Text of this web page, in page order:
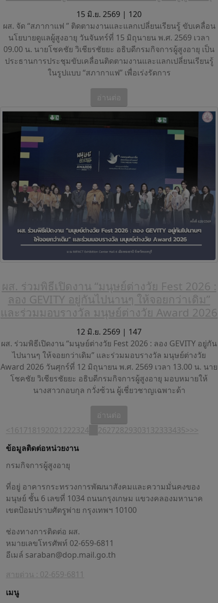
15 มิ.ย. 2569 | 120
ผส. จัด “สภากาแฟ ” ติดตามงานและแลกเปลี่ยนเรียนรู้ ขับเคลื่อน
นโยบายดูแลผู้สูงอายุ วันจันทร์ที่ 15 มิถุนายน พ.ศ. 2569 เวลา
09.00 น. นายโชคชัย วิเชียรชัยยะ อธิบดีกรมกิจการผู้สูงอายุ เป็น
ประธานการประชุมขับเคลื่อนติดตามงานและแลกเปลี่ยนเรียนรู้
ในรูปแบบ “สภากาแฟ” เพื่อเร่งรัดการ
อ่านต่อ
ผส. ร่วมพิธีเปิดงาน “มนุษย์ต่างวัย Fest 2026 :
ลอง GEVITY อยู่กันไปนานๆ ให้จอยกว่าเดิม”
และร่วมมอบรางวัล มนุษย์ต่างวัย Award 2026
12 มิ.ย. 2569 | 147
ผส. ร่วมพิธีเปิดงาน “มนุษย์ต่างวัย Fest 2026 : ลอง GEVITY อยู่กัน
ไปนานๆ ให้จอยกว่าเดิม” และร่วมมอบรางวัล มนุษย์ต่างวัย
Award 2026 วันศุกร์ที่ 12 มิถุนายน พ.ศ. 2569 เวลา 13.00 น. นาย
โชคชัย วิเชียรชัยยะ อธิบดีกรมกิจการผู้สูงอายุ มอบหมายให้
นางสาวกอบกุล กวั่งซ้วน ผู้เชี่ยวชาญเฉพาะด้า
อ่านต่อ
< 161718192021 222324 262728293031 32333435 > >>
ข้อมูลติดต่อหน่วยงาน
กรมกิจการผู้สูงอายุ
ที่อยู่ อาคารกระทรวงการพัฒนาสังคมและความมั่นคงของ
มนุษย์ ชั้น 6 เลขที่ 1034 ถนนกรุงเกษม แขวงคลองมหานาค
เขตป้อมปราบศัตรูพ่าย กรุงเทพฯ 10100
ช่องทางการติดต่อ ผส.
หมายเลขโทรศัพท์ 02-659-6811
อีเมล์ saraban@dop.mail.go.th
สายด่วน : 02-659-6811
เมนู